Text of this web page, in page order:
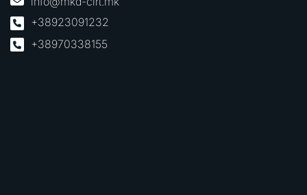
+38923091232
+38970338155